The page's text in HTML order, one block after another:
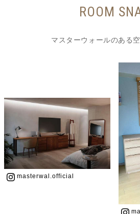
ROOM
マスターウォールのある
masterwal.official